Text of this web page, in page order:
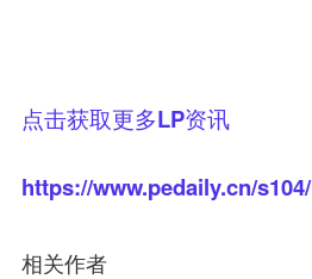
点击获取更多LP资讯
https://www.pedaily.cn/s104/
相关作者